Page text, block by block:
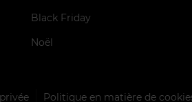
Black Friday
Noël
Politique en matière de